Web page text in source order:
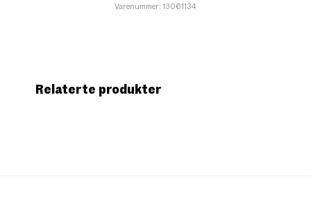
Varenummer: 13061134
Relaterte produkter